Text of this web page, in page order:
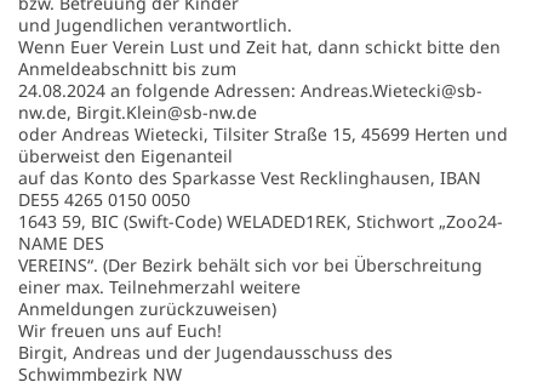
und Jugendlichen verantwortlich.
Wenn Euer Verein Lust und Zeit hat, dann schickt bitte den
Anmeldeabschnitt bis zum
24.08.2024 an folgende Adressen: Andreas.Wietecki@sb-
nw.de, Birgit.Klein@sb-nw.de
oder Andreas Wietecki, Tilsiter Straße 15, 45699 Herten und
überweist den Eigenanteil
auf das Konto des Sparkasse Vest Recklinghausen, IBAN
DE55 4265 0150 0050
1643 59, BIC (Swift-Code) WELADED1REK, Stichwort „Zoo24-
NAME DES
VEREINS“. (Der Bezirk behält sich vor bei Überschreitung
einer max. Teilnehmerzahl weitere
Anmeldungen zurückzuweisen)
Wir freuen uns auf Euch!
Birgit, Andreas und der Jugendausschuss des
Schwimmbezirk NW